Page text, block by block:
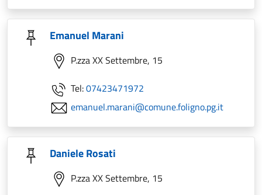
Emanuel Marani
P.zza XX Settembre, 15
Tel:07423471972
emanuel.marani@comune.foligno.pg.it
Daniele Rosati
P.zza XX Settembre, 15